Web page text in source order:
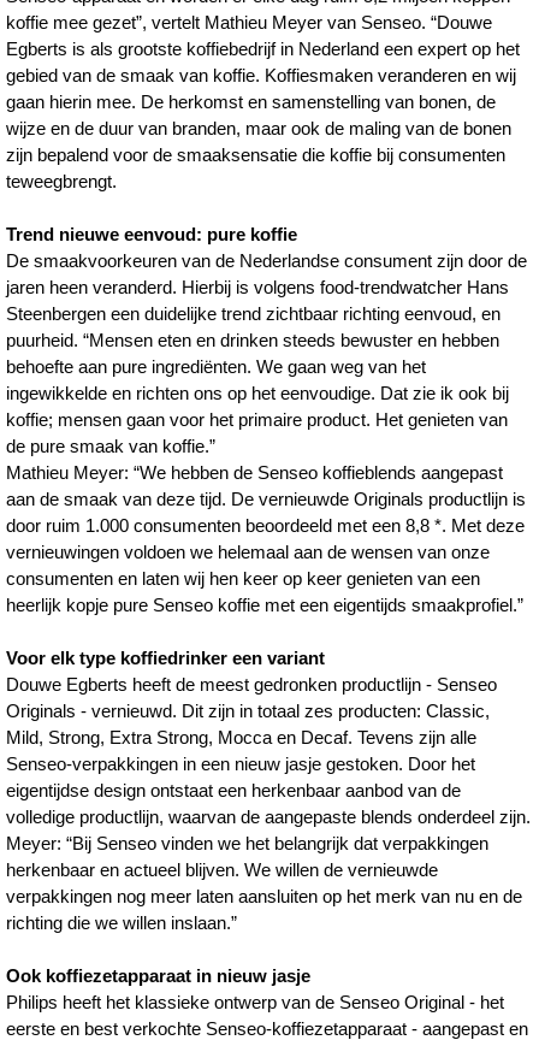
koffie mee gezet”, vertelt Mathieu Meyer van Senseo. “Douwe
Egberts is als grootste koffiebedrijf in Nederland een expert op het
gebied van de smaak van koffie. Koffiesmaken veranderen en wij
gaan hierin mee. De herkomst en samenstelling van bonen, de
wijze en de duur van branden, maar ook de maling van de bonen
zijn bepalend voor de smaaksensatie die koffie bij consumenten
teweegbrengt.
Trend nieuwe eenvoud: pure koffie
De smaakvoorkeuren van de Nederlandse consument zijn door de
jaren heen veranderd. Hierbij is volgens food-trendwatcher Hans
Steenbergen een duidelijke trend zichtbaar richting eenvoud, en
puurheid. “Mensen eten en drinken steeds bewuster en hebben
behoefte aan pure ingrediënten. We gaan weg van het
ingewikkelde en richten ons op het eenvoudige. Dat zie ik ook bij
koffie; mensen gaan voor het primaire product. Het genieten van
de pure smaak van koffie.”
Mathieu Meyer: “We hebben de Senseo koffieblends aangepast
aan de smaak van deze tijd. De vernieuwde Originals productlijn is
door ruim 1.000 consumenten beoordeeld met een 8,8 *. Met deze
vernieuwingen voldoen we helemaal aan de wensen van onze
consumenten en laten wij hen keer op keer genieten van een
heerlijk kopje pure Senseo koffie met een eigentijds smaakprofiel.”
Voor elk type koffiedrinker een variant
Douwe Egberts heeft de meest gedronken productlijn - Senseo
Originals - vernieuwd. Dit zijn in totaal zes producten: Classic,
Mild, Strong, Extra Strong, Mocca en Decaf. Tevens zijn alle
Senseo-verpakkingen in een nieuw jasje gestoken. Door het
eigentijdse design ontstaat een herkenbaar aanbod van de
volledige productlijn, waarvan de aangepaste blends onderdeel zijn.
Meyer: “Bij Senseo vinden we het belangrijk dat verpakkingen
herkenbaar en actueel blijven. We willen de vernieuwde
verpakkingen nog meer laten aansluiten op het merk van nu en de
richting die we willen inslaan.”
Ook koffiezetapparaat in nieuw jasje
Philips heeft het klassieke ontwerp van de Senseo Original - het
eerste en best verkochte Senseo-koffiezetapparaat - aangepast en